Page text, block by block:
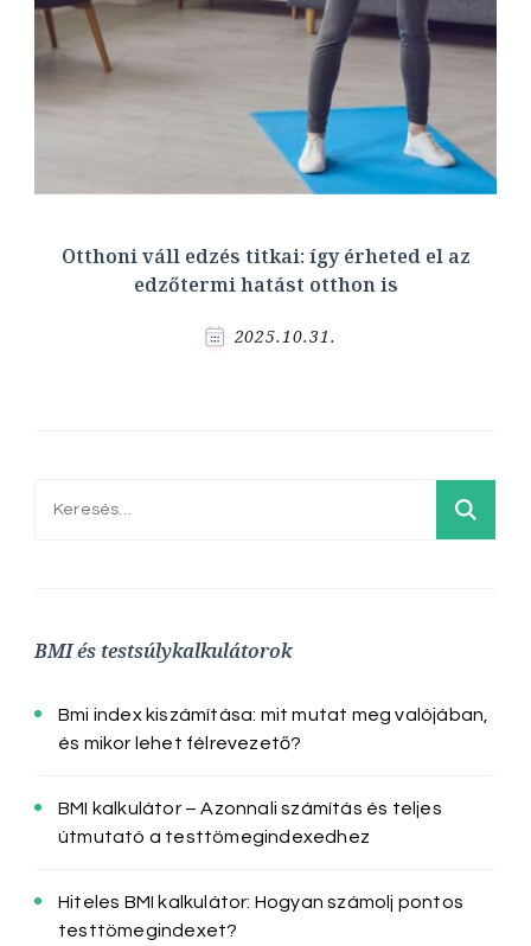
Otthoni váll edzés titkai: így érheted el az
edzőtermi hatást otthon is
2025.10.31.
Keresés:
BMI és testsúlykalkulátorok
Bmi index kiszámítása: mit mutat meg valójában,
és mikor lehet félrevezető?
BMI kalkulátor – Azonnali számítás és teljes
útmutató a testtömegindexedhez
Hiteles BMI kalkulátor: Hogyan számolj pontos
testtömegindexet?